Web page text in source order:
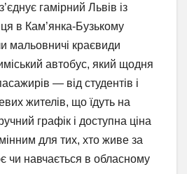
гамірний Львів із
в Кам’янка-Бузькому
мальовничі краєвиди
автобус, який щодня
— від студентів і
жителів, що їдуть на
графік і доступна ціна
для тих, хто живе за
чи навчається в обласному